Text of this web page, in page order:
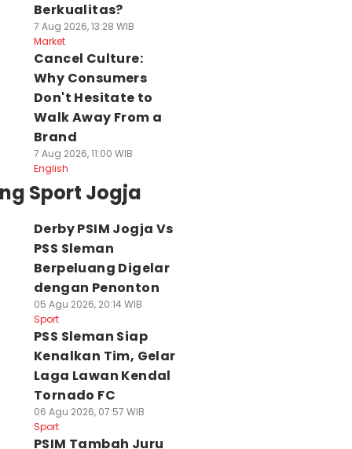
Piala
Tanpa
di Bali,
Respons
Agu 2026, 17:44 WIB
Semifinal Mepet,
Pemain
Semprot Panitia
03 Agu 2026, 11:18 WIB
Berkualitas?
7 Aug 2026, 13:28 WIB
Market
Cancel Culture:
Why Consumers
Don't Hesitate to
Walk Away From a
Brand
7 Aug 2026, 11:00 WIB
English
Sport Jogja
Derby PSIM Jogja Vs
PSS Sleman
Berpeluang Digelar
dengan Penonton
05 Agu 2026, 20:14 WIB
Sport
PSS Sleman Siap
Kenalkan Tim, Gelar
Laga Lawan Kendal
Tornado FC
06 Agu 2026, 07:57 WIB
Sport
PSIM Tambah Juru